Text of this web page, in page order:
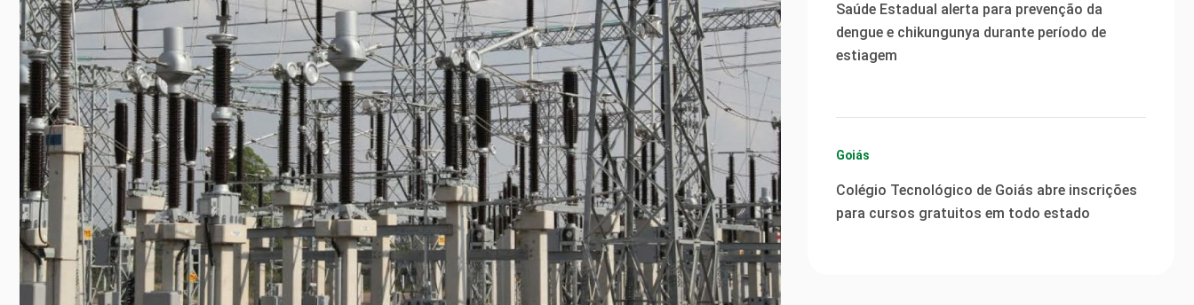
Saúde Estadual alerta para prevenção da
dengue e chikungunya durante período de
estiagem
Goiás
Colégio Tecnológico de Goiás abre inscrições
para cursos gratuitos em todo estado